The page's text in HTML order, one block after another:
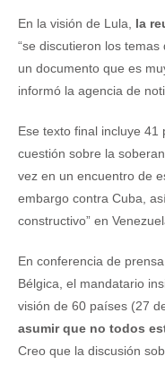
En la visión de Lula, la
“se discutieron los
un documento que es
informó la agencia de
Ese texto final incluye
cuestión sobre la
vez en un encuentro de
embargo contra Cuba,
constructivo” en
En conferencia de
Bélgica, el mandatario
visión de 60 países (27
asumir que no todos
Creo que la discusión